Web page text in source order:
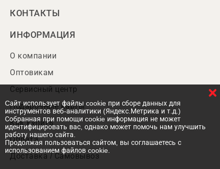
КОНТАКТЫ
ИНФОРМАЦИЯ
О компании
Оптовикам
Сервисный центр
Подарочные карты
Как купить
Оплата
Доставка / Самовывоз
Cайт использует файлы cookie при сборе данных для
инструментов веб-аналитики (Яндекс.Метрика и т.д.)
Собранная при помощи cookie информация не может
идентифицировать вас, однако может помочь нам улучшить
работу нашего сайта.
Продолжая пользоваться сайтом, вы соглашаетесь с
использованием файлов cookie.